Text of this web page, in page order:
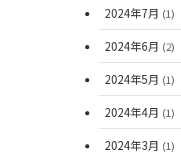
2024年7月 (1)
2024年6月 (2)
2024年5月 (1)
2024年4月 (1)
2024年3月 (1)